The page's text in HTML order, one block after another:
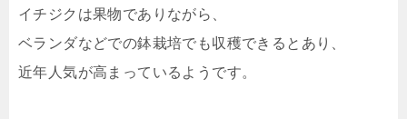
イチジクは果物でありながら、
ベランダなどでの鉢栽培でも収穫できるとあり、
近年人気が高まっているようです。